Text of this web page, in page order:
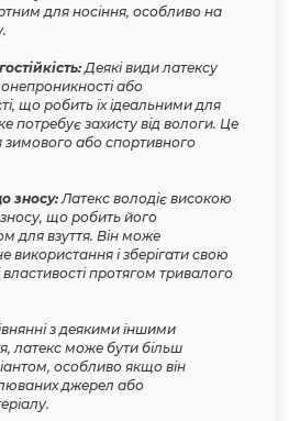
для носіння, особливо на
Деякі види латексу
або
що робить їх ідеальними для
потребує захисту від вологи. Це
або спортивного
зносу: Латекс володіє високою
зносу, що робить його
для взуття. Він може
використання і зберігати свою
протягом тривалого
з деякими іншими
латекс може бути більш
особливо якщо він
джерел або